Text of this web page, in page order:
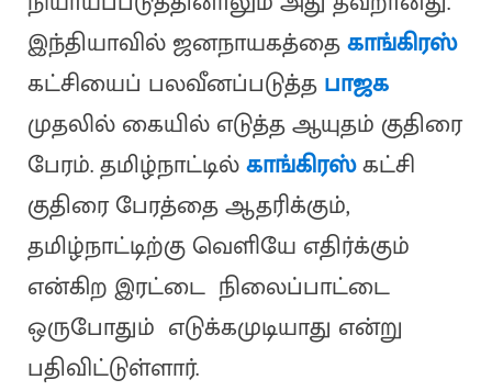
இந்தியாவில் ஜனநாயகத்தைகாங்கிரஸ்
கட்சியைப் பலவீனப்படுத்தபாஜக
முதலில் கையில் எடுத்த ஆயுதம் குதிரை
பேரம். தமிழ்நாட்டில்காங்கிரஸ்கட்சி
குதிரை பேரத்தை ஆதரிக்கும்,
தமிழ்நாட்டிற்கு வெளியே எதிர்க்கும்
என்கிற இரட்டை நிலைப்பாட்டை
ஒருபோதும் எடுக்கமுடியாது என்று
பதிவிட்டுள்ளார்.